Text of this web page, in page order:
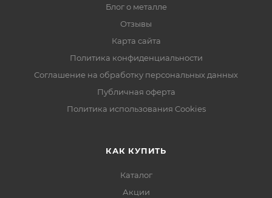
Блог о металле
Отзывы
Карта сайта
Политика конфиденциальности
Соглашение на обработку персональных данных
Публичная оферта
Политика использования Cookies
КАК КУПИТЬ
Каталог
Акции